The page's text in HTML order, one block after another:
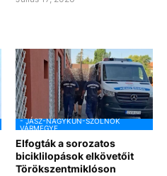
- JÁSZ-NAGYKUN-SZOLNOK
VÁRMEGYE
Elfogták a sorozatos
biciklilopások elkövetőit
Törökszentmiklóson